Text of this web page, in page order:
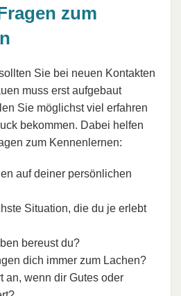
zum
Sie bei neuen Kontakten
muss erst aufgebaut
Sie möglichst viel erfahren
bekommen. Dabei helfen
zum Kennenlernen:
auf deiner persönlichen
Situation, die du je erlebt
bereust du?
dich immer zum Lachen?
an, wenn dir Gutes oder